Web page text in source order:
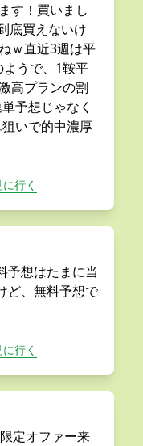
す！買いまし
底買えないけ
ｗ直近3週は平
うで、1鞍平
高プランの割
予想じゃなく
いで的中濃厚
行く
予想はたまに当
ど、無料予想で
行く
定オファー来